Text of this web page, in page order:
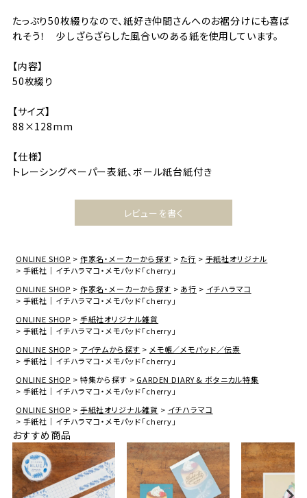
たっぷり50枚綴りなので、紙好き仲間さんへのお裾分けにも喜ば
れそう！ 少しざらざらした風合いのある紙を使用しています。
【内容】
50枚綴り
【サイズ】
88×128mm
【仕様】
トレーシングペーパー表紙、ボール紙台紙付き
レビューを書く
ONLINE SHOP 作家名・メーカーから探す た行
手紙社オリジナル
手紙社｜イチハラマコ・メモパッド「cherry」
ONLINE SHOP
作家名・メーカーから探す あ行
イチハラマコ
手紙社｜イチハラマコ・メモパッド「cherry」
ONLINE SHOP
手紙社オリジナル雑貨
手紙社｜イチハラマコ・メモパッド「cherry」
ONLINE SHOP
アイテムから探す
メモ帳／メモパッド／伝票
手紙社｜イチハラマコ・メモパッド「cherry」
ONLINE SHOP
特集から探す
GARDEN DIARY & ボタニカル特集
手紙社｜イチハラマコ・メモパッド「cherry」
ONLINE SHOP
手紙社オリジナル雑貨
イチハラマコ
手紙社｜イチハラマコ・メモパッド「cherry」
おすすめ商品